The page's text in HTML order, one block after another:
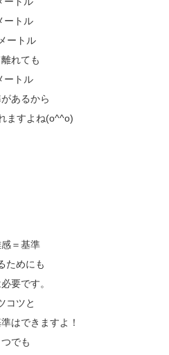
ートル
ートル
れても
ートル
あるから
ますよね(o^^o)
＝基準
ためにも
要です。
コツと
はできますよ！
つでも